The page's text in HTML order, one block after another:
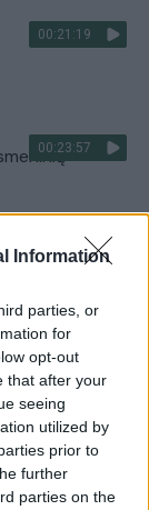
Information
parties, or
for
opt-out
that after your
seeing
utilized by
prior to
further
parties on the
00:21:19
00:23:57